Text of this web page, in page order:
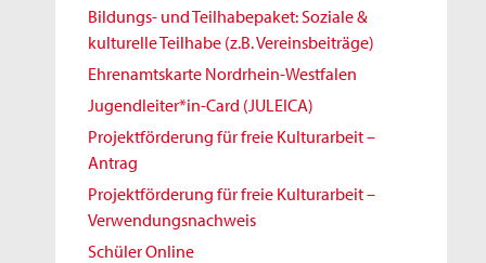
Bildungs- und Teilhabepaket: Soziale &
kulturelle Teilhabe (z.B. Vereinsbeiträge)
Ehrenamtskarte Nordrhein-Westfalen
Jugendleiter*in-Card (JULEICA)
Projektförderung für freie Kulturarbeit –
Antrag
Projektförderung für freie Kulturarbeit –
Verwendungsnachweis
Schüler Online